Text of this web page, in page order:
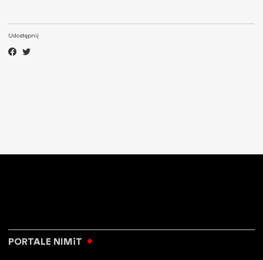
Udostępnij
PORTALE NIMiT